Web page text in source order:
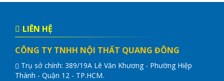
LIÊN HỆ
CÔNG TY TNHH NỘI THẤT QUANG ĐÔNG
Trụ sở chính: 389/19A Lê Văn Khương - Phường Hiệp
Thành - Quận 12 - TP.HCM.